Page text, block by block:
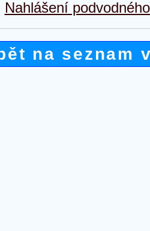
Nahlášení
na seznam